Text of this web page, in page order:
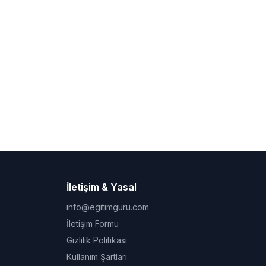
İletişim & Yasal
info@egitimguru.com
İletişim Formu
Gizlilik Politikası
Kullanım Şartları